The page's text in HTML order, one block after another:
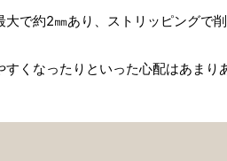
大で約2㎜あり、ストリッピングで削
くなったりといった心配はあまり